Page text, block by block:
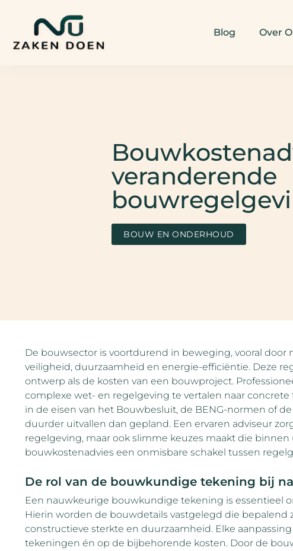
Blog Over
veranderende
BOUW EN ONDERHOUD
De bouwsector is voortdurend in beweging, vooral
veiligheid, duurzaamheid en energie-efficiëntie. Deze
ontwerp als de kosten van een bouwproject.
complexe wet- en regelgeving te vertalen naar
in de eisen van het Bouwbesluit, de BENG-normen of
duurder uitvallen dan gepland. Een ervaren adviseur
regelgeving, maar ook slimme keuzes maakt die
bouwkostenadvies een onmisbare schakel tussen
De rol van de bouwkundige tekening bij
Een nauwkeurige bouwkundige tekening is essentieel
Hierin worden de bouwdetails vastgelegd die bepalend
constructieve sterkte en duurzaamheid. Elke
tekeningen én op de bijbehorende kosten. Door de